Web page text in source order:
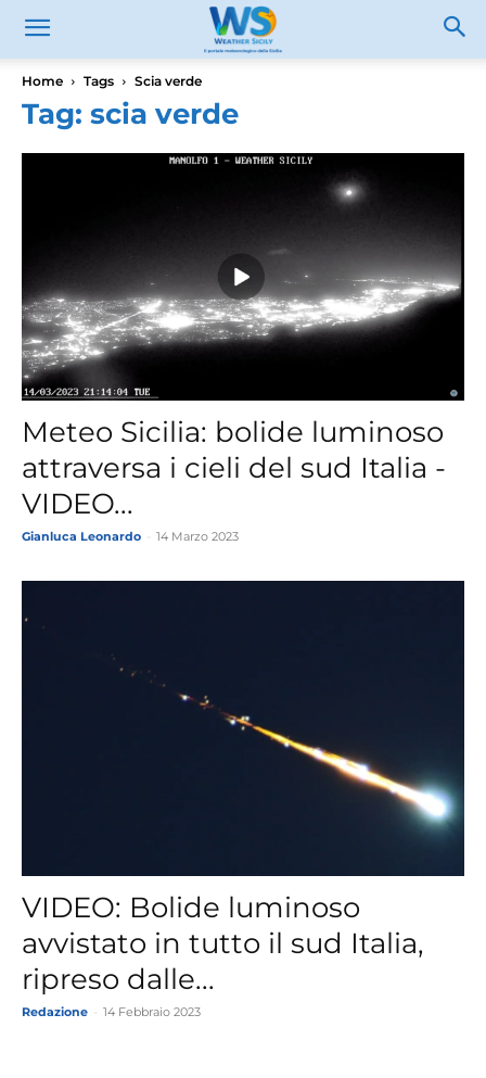
Home Tags Scia verde
Tag: scia verde
Meteo Sicilia: bolide luminoso
attraversa i cieli del sud Italia -
VIDEO...
Gianluca Leonardo 14 Marzo 2023
VIDEO: Bolide luminoso
avvistato in tutto il sud Italia,
ripreso dalle...
Redazione 14 Febbraio 2023